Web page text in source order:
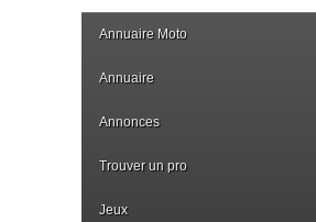
Annuaire Moto
Annuaire
Annonces
Trouver un pro
Jeux